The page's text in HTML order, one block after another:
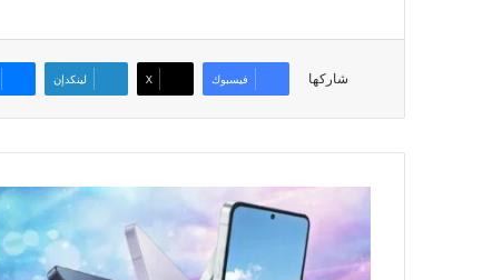
شاركها فيسبوك ‫X لينكدإن
تعزز
المتوسطة